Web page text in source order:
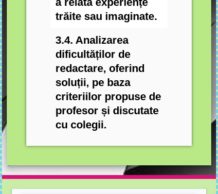
trăite sau imaginate.
3.4. Analizarea
dificultăților de
redactare, oferind
soluții, pe baza
criteriilor propuse de
profesor și discutate
cu colegii.